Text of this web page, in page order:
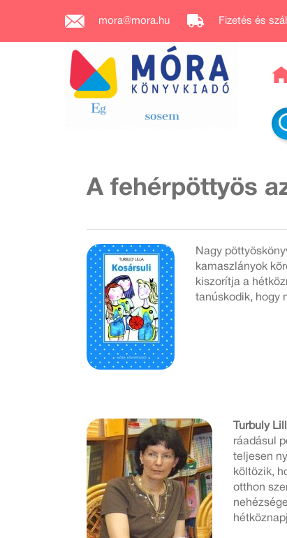
mora@mora.hu Fizetés és
A fehérpöttyös
Nagy
kamaszlányok
kiszorítja a
tanúskodik, hogy
Turbuly
ráadásul
teljesen
költözik,
otthon